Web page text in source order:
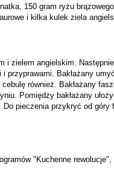
150 gram ryżu
i kilka kulek ziela
i zielem angielskim.
Bakłażany
również. Bakłażany
Pomiędzy bakłażany
pieczenia przykryć od
"Kuchenne